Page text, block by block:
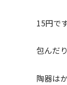
15円で
包んだ
陶器は